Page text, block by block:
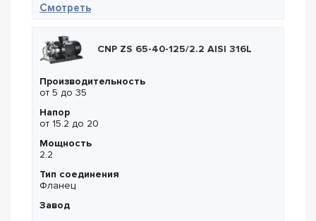
Смотреть— Ebara 3LM4/I 80-160/2,2R
CNP ZS 65-40-125/2.2 AISI 316L
Производительность
от 5 до 35
Напор
от 15.2 до 20
Мощность
2.2
Тип соединения
Фланец
Завод